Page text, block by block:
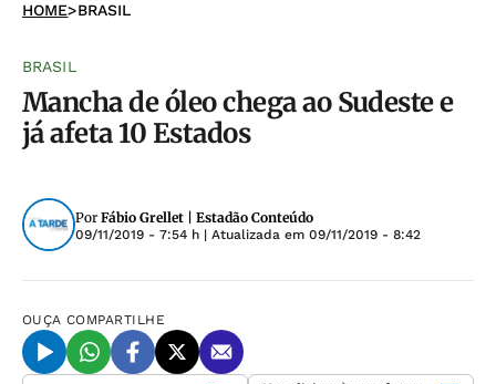
HOME>BRASIL
BRASIL
Mancha de óleo chega ao Sudeste e
já afeta 10 Estados
Por Fábio Grellet | Estadão Conteúdo
09/11/2019 - 7:54 h | Atualizada em 09/11/2019 - 8:42
OUÇA COMPARTILHE